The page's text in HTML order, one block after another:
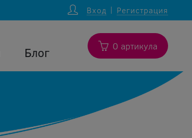
Вход Регистрация
Блог 0 артикула